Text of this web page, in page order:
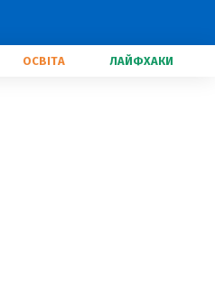
ОСВІТА ЛАЙФХАКИ